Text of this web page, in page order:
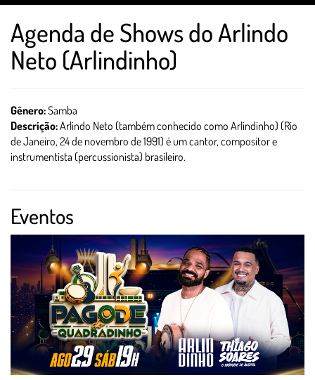
Agenda de Shows do Arlindo
Neto (Arlindinho)
Gênero:Samba
Descrição:Arlindo Neto (também conhecido como Arlindinho) (Rio
de Janeiro, 24 de novembro de 1991) é um cantor, compositor e
instrumentista (percussionista) brasileiro.
Eventos